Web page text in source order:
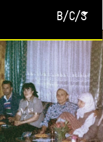
B/C/S